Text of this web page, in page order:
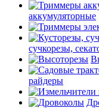
аккумуляторные
сучкорезы,
райдеры